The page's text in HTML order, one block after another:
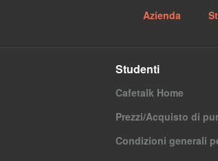
Azienda
Studenti
Cafetalk Home
Prezzi/Acquisto di
Condizioni generali